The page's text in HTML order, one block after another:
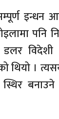
इन्धन
पनि
थियो ।
स्थिर